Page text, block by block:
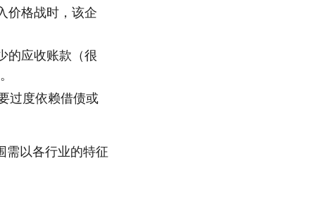
价格战时，该企
的应收账款（很
过度依赖借债或
需以各行业的特征